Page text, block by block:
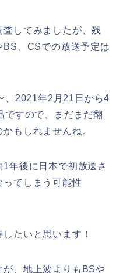
査してみましたが、残
、CSでの放送予定は
、2021年2月21日から4
ですので、まだまだ翻
もしれませんね。
年後に日本で初放送さ
てしまう可能性
たいと思います！
が、地上波よりもBSや